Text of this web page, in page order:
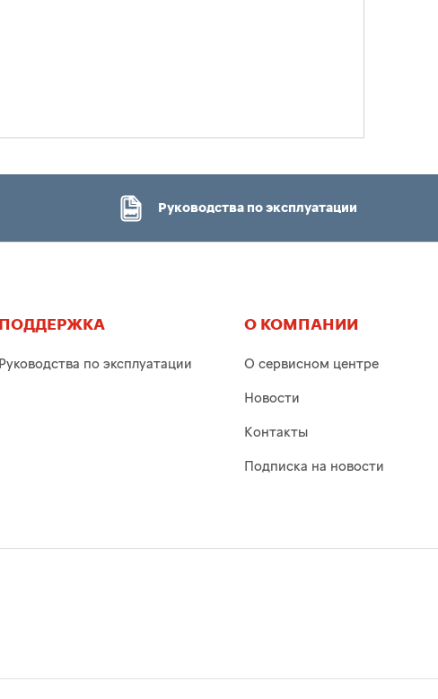
Руководства по эксплуатации
ПОДДЕРЖКА
Руководства по эксплуатации
О КОМПАНИИ
О сервисном центре
Новости
Контакты
Подписка на новости